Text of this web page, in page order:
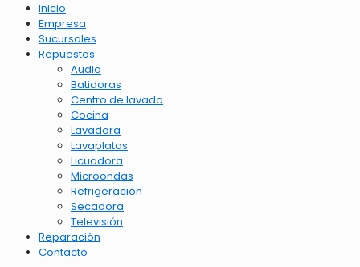
Inicio
Empresa
Sucursales
Repuestos
Audio
Batidoras
Centro de lavado
Cocina
Lavadora
Lavaplatos
Licuadora
Microondas
Refrigeración
Secadora
Televisión
Reparación
Contacto